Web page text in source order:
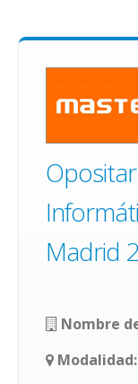
Madrid
Nombre
Modalidad: